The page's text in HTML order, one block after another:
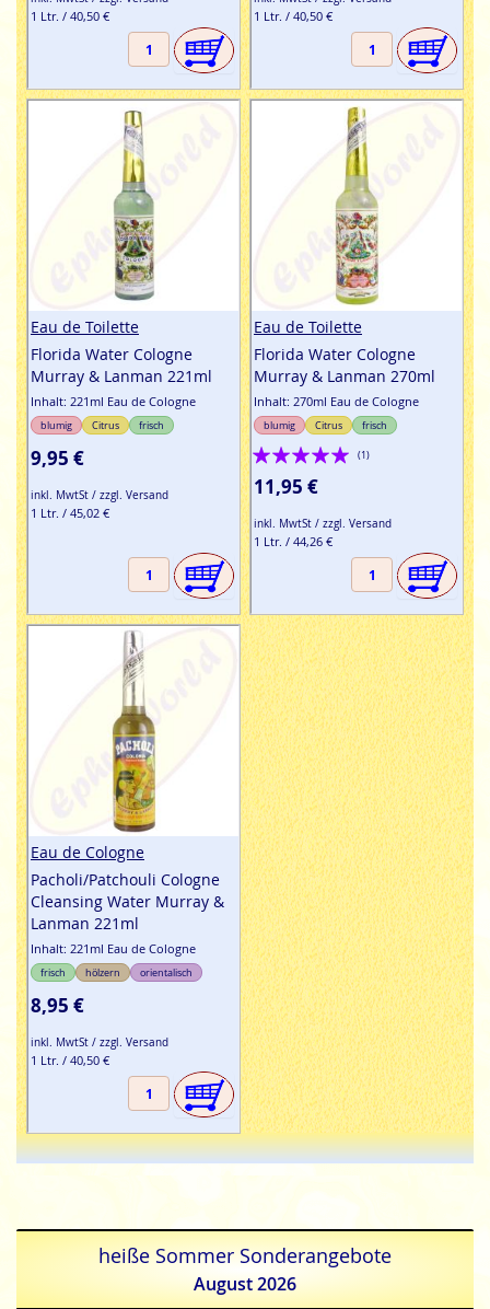
1 Ltr. / 40,50 € 1 Ltr. / 40,50 €
Eau de Toilette
Florida Water Cologne
Murray & Lanman 221ml
Inhalt: 221ml Eau de Cologne
blumig Citrus frisch
9,95 €
inkl. MwtSt / zzgl. Versand
1 Ltr. / 45,02 €
Eau de Toilette
Florida Water Cologne
Murray & Lanman 270ml
Inhalt: 270ml Eau de Cologne
blumig Citrus frisch
Bewertung:
100%
(1)
11,95 €
inkl. MwtSt / zzgl. Versand
1 Ltr. / 44,26 €
Eau de Cologne
Pacholi/Patchouli Cologne
Cleansing Water Murray &
Lanman 221ml
Inhalt: 221ml Eau de Cologne
frisch hölzern orientalisch
8,95 €
inkl. MwtSt / zzgl. Versand
1 Ltr. / 40,50 €
heiße Sommer Sonderangebote
August 2026